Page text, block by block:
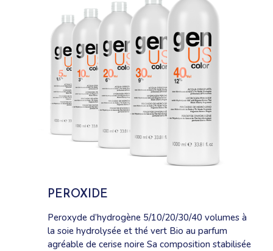
PEROXIDE
Peroxyde d’hydrogène 5/10/20/30/40 volumes à
la soie hydrolysée et thé vert Bio au parfum
agréable de cerise noire Sa composition stabilisée